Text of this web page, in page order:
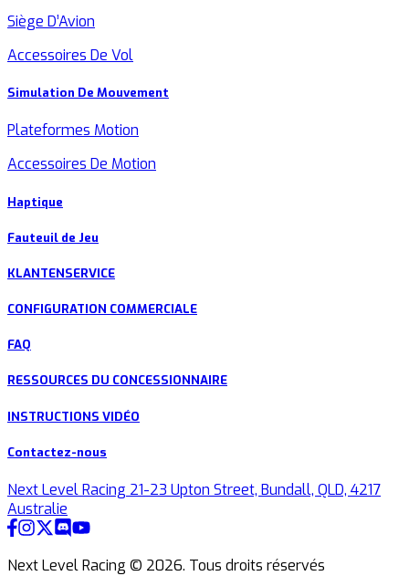
Siège D’Avion
Accessoires De Vol
Simulation De Mouvement
Plateformes Motion
Accessoires De Motion
Haptique
Fauteuil de Jeu
KLANTENSERVICE
CONFIGURATION COMMERCIALE
FAQ
RESSOURCES DU CONCESSIONNAIRE
INSTRUCTIONS VIDÉO
Contactez-nous
Next Level Racing 21-23 Upton Street, Bundall, QLD, 4217
Australie
Next Level Racing © 2026. Tous droits réservés